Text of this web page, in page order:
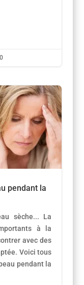
0
pendant la
sèche... La
à la
avec des
Voici tous
pendant la